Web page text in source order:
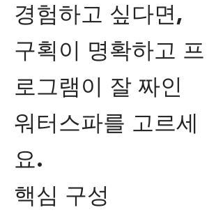
경험하고 싶다면,
구획이 명확하고 프
로그램이 잘 짜인
워터스파를 고르세
요.
핵심 구성